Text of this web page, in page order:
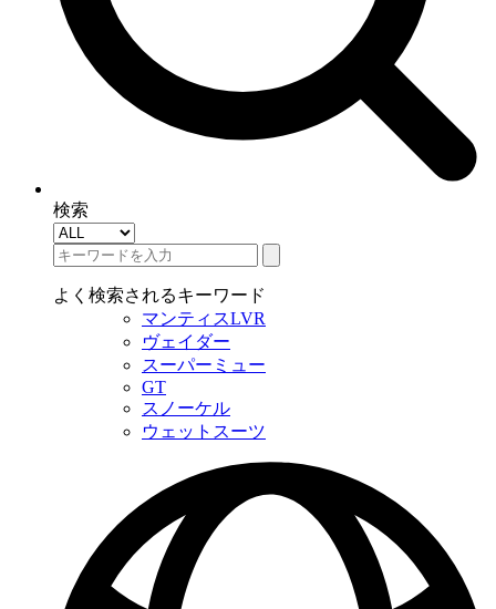
検索
よく検索されるキーワード
マンティスLVR
ヴェイダー
スーパーミュー
GT
スノーケル
ウェットスーツ